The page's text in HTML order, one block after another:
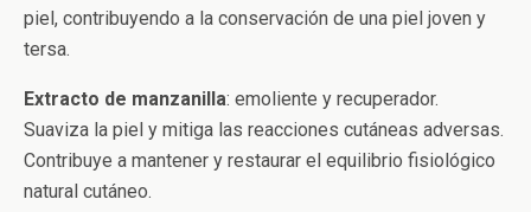
piel, contribuyendo a la conservación de una piel joven y
tersa.
Extracto de manzanilla: emoliente y recuperador.
Suaviza la piel y mitiga las reacciones cutáneas adversas.
Contribuye a mantener y restaurar el equilibrio fisiológico
natural cutáneo.